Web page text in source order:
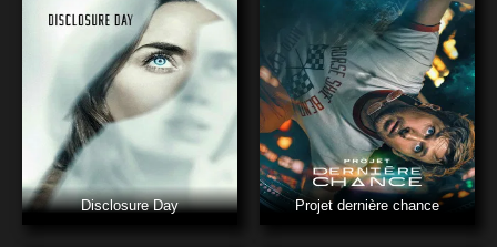
Disclosure Day Projet dernière chance